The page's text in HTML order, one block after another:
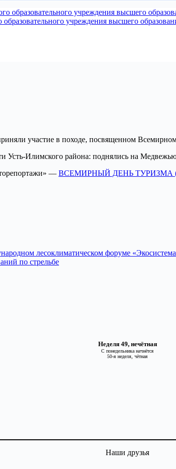
учреждения высшего
участие в походе, посвященном
Усть-Илимского района: поднялись на
— ВСЕМИРНЫЙ ДЕНЬ ТУРИЗМА
лесоклиматическом форуме
по стрельбе
Неделя 49, нечётная
С понедельника начнётся
50-я неделя, чётная
Наши друзья